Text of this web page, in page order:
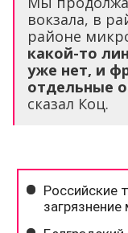
вокзала, в
районе
какой-то
уже нет, и
отдельные
сказал Коц.